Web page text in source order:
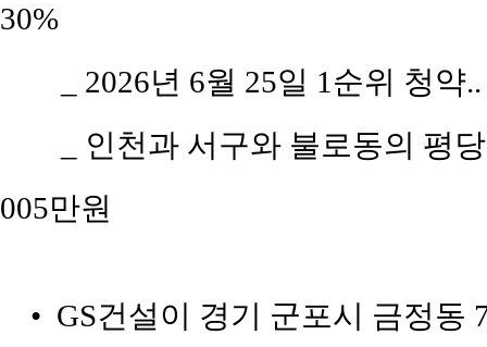
30%
_ 2026년 6월 25일 1순위 청
_ 인천과 서구와 불로동의 평
005만원
• GS건설이 경기 군포시 금정동